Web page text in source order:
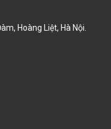
Hoàng Liệt, Hà Nội.